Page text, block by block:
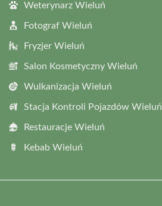
Weterynarz Wieluń
Fotograf Wieluń
Fryzjer Wieluń
Salon Kosmetyczny Wieluń
Wulkanizacja Wieluń
Stacja Kontroli Pojazdów Wieluń
Restauracje Wieluń
Kebab Wieluń